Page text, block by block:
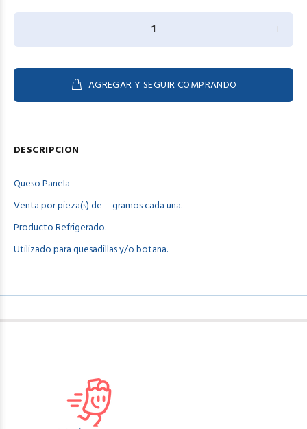
AGREGAR Y SEGUIR COMPRANDO
DESCRIPCION
QuesoPanela
Venta por pieza(s) de gramos cada una.
Producto Refrigerado.
Utilizado para quesadillas y/o botana.